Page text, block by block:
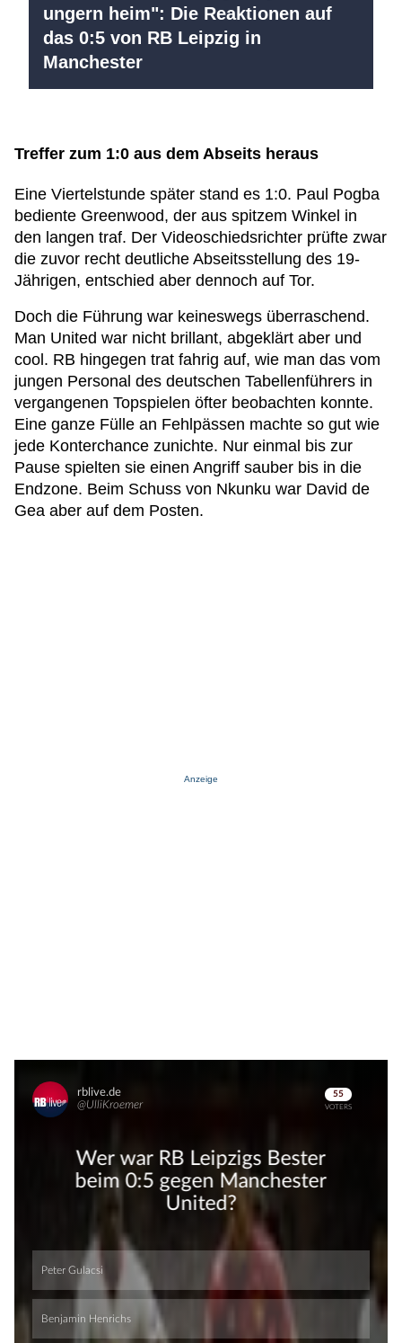
ungern heim": Die Reaktionen auf
das 0:5 von RB Leipzig in
Manchester
Treffer zum 1:0 aus dem Abseits heraus
Eine Viertelstunde später stand es 1:0. Paul Pogba
bediente Greenwood, der aus spitzem Winkel in
den langen traf. Der Videoschiedsrichter prüfte zwar
die zuvor recht deutliche Abseitsstellung des 19-
Jährigen, entschied aber dennoch auf Tor.
Doch die Führung war keineswegs überraschend.
Man United war nicht brillant, abgeklärt aber und
cool. RB hingegen trat fahrig auf, wie man das vom
jungen Personal des deutschen Tabellenführers in
vergangenen Topspielen öfter beobachten konnte.
Eine ganze Fülle an Fehlpässen machte so gut wie
jede Konterchance zunichte. Nur einmal bis zur
Pause spielten sie einen Angriff sauber bis in die
Endzone. Beim Schuss von Nkunku war David de
Gea aber auf dem Posten.
Anzeige